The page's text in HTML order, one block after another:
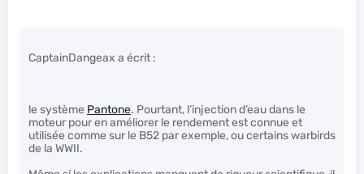
CaptainDangeax a écrit :
le système Pantone. Pourtant, l’injection d’eau dans le
moteur pour en améliorer le rendement est connue et
utilisée comme sur le B52 par exemple, ou certains warbirds
de la WWII.